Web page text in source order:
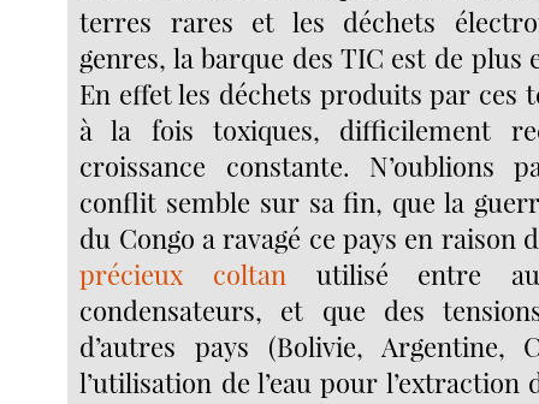
terres rares et les déchets
genres, la barque des TIC est de plus
En effet les déchets produits par ces
à la fois toxiques, difficilement
croissance constante. N’oublions
conflit semble sur sa fin, que la
du Congo a ravagé ce pays en raison
précieux coltanutilisé entre
condensateurs, et que des
d’autres pays (Bolivie, Argentine,
l’utilisation de l’eau pour